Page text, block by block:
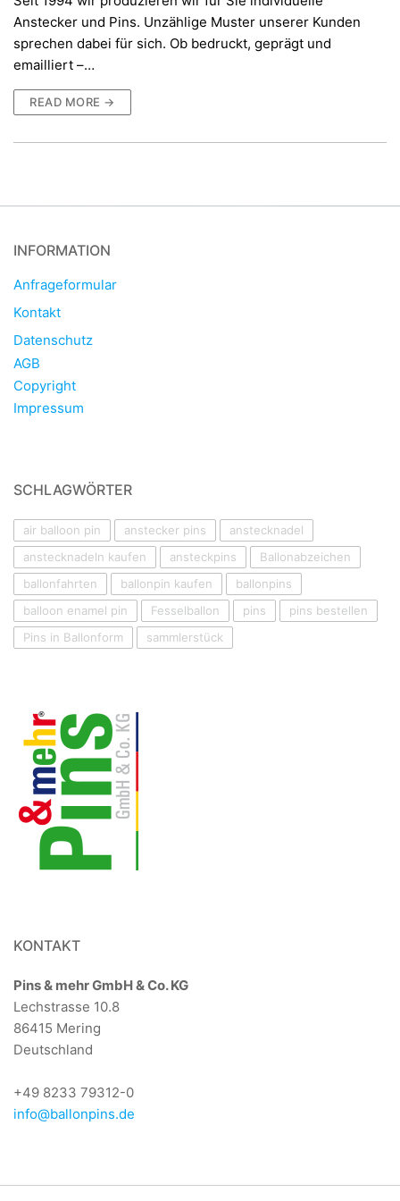
Anstecker und Pins. Unzählige Muster unserer Kunden
sprechen dabei für sich. Ob bedruckt, geprägt und
emailliert –…
READ MORE →
INFORMATION
Anfrageformular
Kontakt
Datenschutz
AGB
Copyright
Impressum
SCHLAGWÖRTER
air balloon pin anstecker pins
anstecknadel
anstecknadeln kaufen
ansteckpins
Ballonabzeichen
ballonfahrten
ballonpin kaufen
ballonpins
balloon enamel pin
Fesselballon pins
pins bestellen
Pins in Ballonform
sammlerstück
KONTAKT
Pins & mehr GmbH & Co. KG
Lechstrasse 10.8
86415 Mering
Deutschland
+49 8233 79312-0
info@ballonpins.de